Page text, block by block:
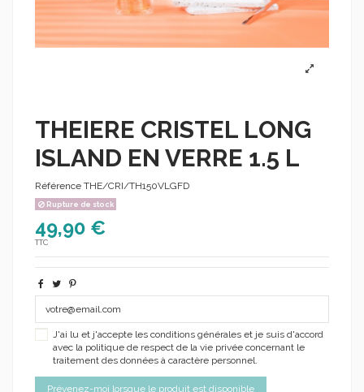
THEIERE CRISTEL LONG
ISLAND EN VERRE 1.5 L
Référence THE/CRI/TH150VLGFD
Rupture de stock
49,90 €
TTC
J'ai lu et j'accepte les conditions générales et je suis d'accord
avec la politique de respect de la vie privée concernant le
traitement des données à caractère personnel.